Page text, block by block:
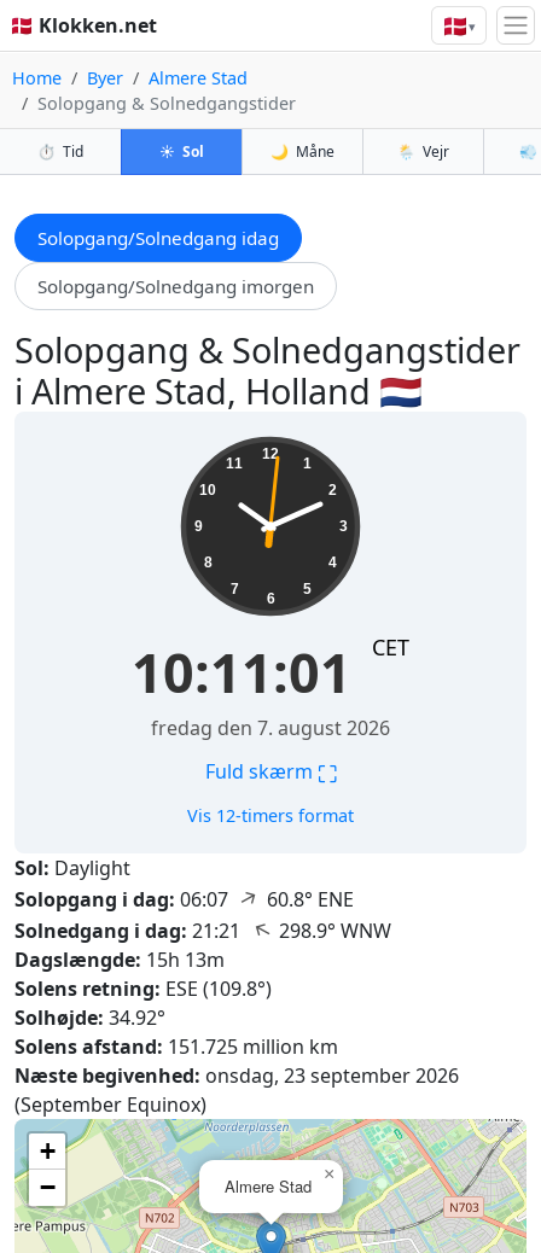
🇩🇰 Klokken.net 🇩🇰▾
Home Byer
Almere Stad
Solopgang & Solnedgangstider
⏱️ Tid ☀️ Sol 🌙 Måne 🌦️ Vejr 💨
Solopgang/Solnedgang idag
Solopgang/Solnedgang imorgen
Solopgang & Solnedgangstider
i Almere Stad, Holland 🇳🇱
12
1
2
3
4
5
6
7
8
9
10
11
10:11:03 CET
fredag den 7. august 2026
Fuld skærm ⛶
Vis 12-timers format
Sol: Daylight
Solopgang i dag: 06:07 ↑ 60.8° ENE
Solnedgang i dag: 21:21 ↑298.9° WNW
Dagslængde: 15h 13m
Solens retning: ESE (109.8°)
Solhøjde: 34.92°
Solens afstand: 151.725 million km
Næste begivenhed: onsdag, 23 september 2026
(September Equinox)
Almere Stad
×
+
−